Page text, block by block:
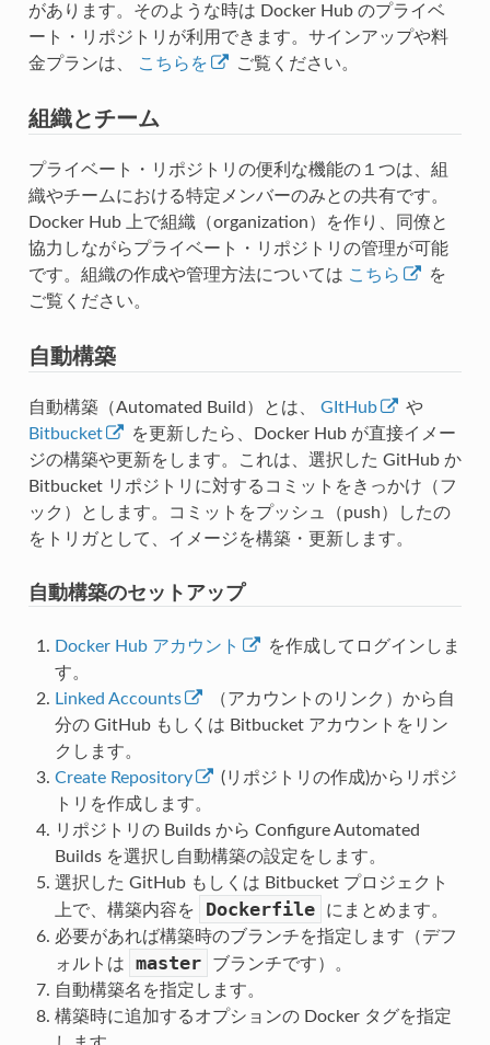
があります。そのような時は Docker Hub のプライベ
ート・リポジトリが利用できます。サインアップや料
金プランは、
こちらを ご覧ください。
組織とチーム
プライベート・リポジトリの便利な機能の１つは、組
織やチームにおける特定メンバーのみとの共有です。
Docker Hub 上で組織（organization）を作り、同僚と
協力しながらプライベート・リポジトリの管理が可能
です。組織の作成や管理方法については こちら
を
ご覧ください。
自動構築
自動構築（Automated Build）とは、 GItHub
や
Bitbucket
を更新したら、Docker Hub が直接イメー
ジの構築や更新をします。これは、選択した GitHub か
Bitbucket リポジトリに対するコミットをきっかけ（フ
ック）とします。コミットをプッシュ（push）したの
をトリガとして、イメージを構築・更新します。
自動構築のセットアップ
Docker Hub アカウント
を作成してログインしま
す。
Linked Accounts
（アカウントのリンク）から自
分の GitHub もしくは Bitbucket アカウントをリン
クします。
Create Repository
(リポジトリの作成)からリポジ
トリを作成します。
リポジトリの Builds から Configure Automated
Builds を選択し自動構築の設定をします。
選択した GitHub もしくは Bitbucket プロジェクト
上で、構築内容を
Dockerfile
にまとめます。
必要があれば構築時のブランチを指定します（デフ
ォルトは
master
ブランチです）。
自動構築名を指定します。
構築時に追加するオプションの Docker タグを指定